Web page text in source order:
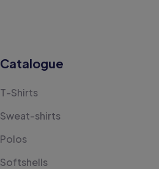
Catalogue
T-Shirts
Sweat-shirts
Polos
Softshells